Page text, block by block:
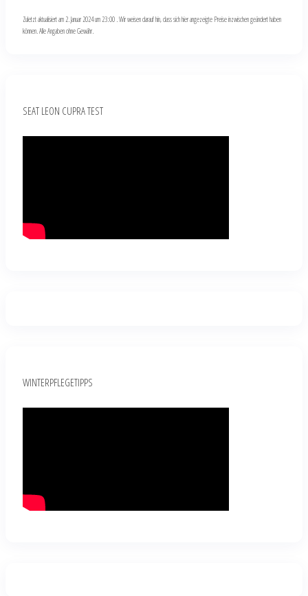
Zuletzt aktualisiert am 2. Januar 2024 um 23:00 . Wir weisen darauf hin, dass sich hier angezeigte Preise inzwischen geändert haben
können. Alle Angaben ohne Gewähr.
SEAT LEON CUPRA TEST
WINTERPFLEGETIPPS